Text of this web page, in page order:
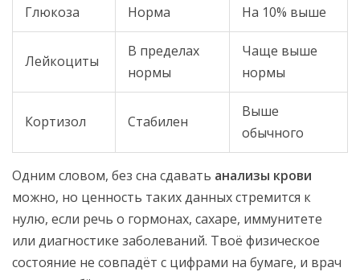
Глюкоза Норма На 10% выше
Лейкоциты
В пределах
нормы
Чаще выше
нормы
Кортизол Стабилен
Выше
обычного
Одним словом, без сна сдавать анализы крови
можно, но ценность таких данных стремится к
нулю, если речь о гормонах, сахаре, иммунитете
или диагностике заболеваний. Твоё физическое
состояние не совпадёт с цифрами на бумаге, и врач